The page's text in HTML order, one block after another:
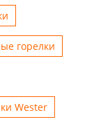
горелки
Wester